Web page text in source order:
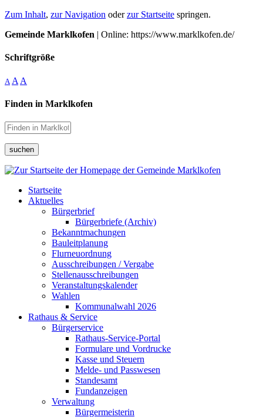
Zum Inhalt, zur Navigation oderzur Startseite springen.
Gemeinde Marklkofen | Online: https://www.marklkofen.de/
Schriftgröße
A A A
Finden in Marklkofen
suchen
Startseite
Aktuelles
Bürgerbrief
Bürgerbriefe (Archiv)
Bekanntmachungen
Bauleitplanung
Flurneuordnung
Ausschreibungen / Vergabe
Stellenausschreibungen
Veranstaltungskalender
Wahlen
Kommunalwahl 2026
Rathaus & Service
Bürgerservice
Rathaus-Service-Portal
Formulare und Vordrucke
Kasse und Steuern
Melde- und Passwesen
Standesamt
Fundanzeigen
Verwaltung
Bürgermeisterin